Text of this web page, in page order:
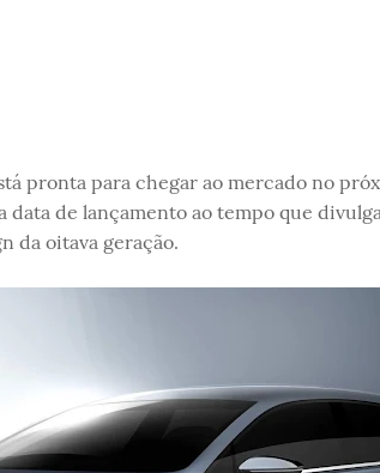
pronta para chegar ao mercado no
data de lançamento ao tempo que
da oitava geração.